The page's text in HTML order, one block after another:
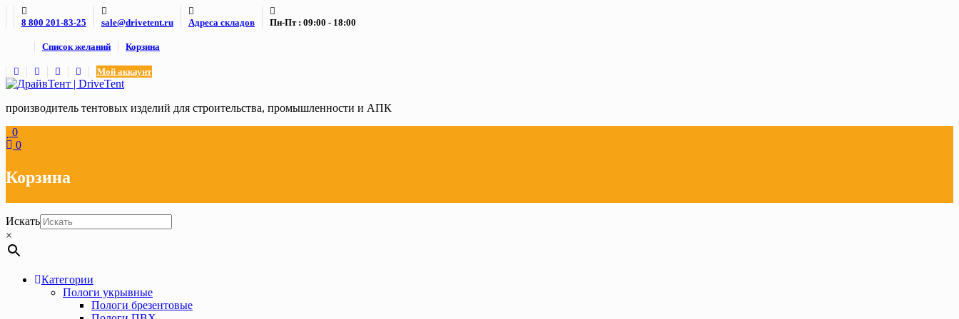
Skip
8 800 201-83-25 sale@drivetent.ru Адреса складов Пн-Пт : 09:00 - 18:00
Список желаний Корзина
Мой аккаунт
производитель тентовых изделий для строительства, промышленности и АПК
0
0
Корзина
Искать
×
Категории
Пологи укрывные
Пологи брезентовые